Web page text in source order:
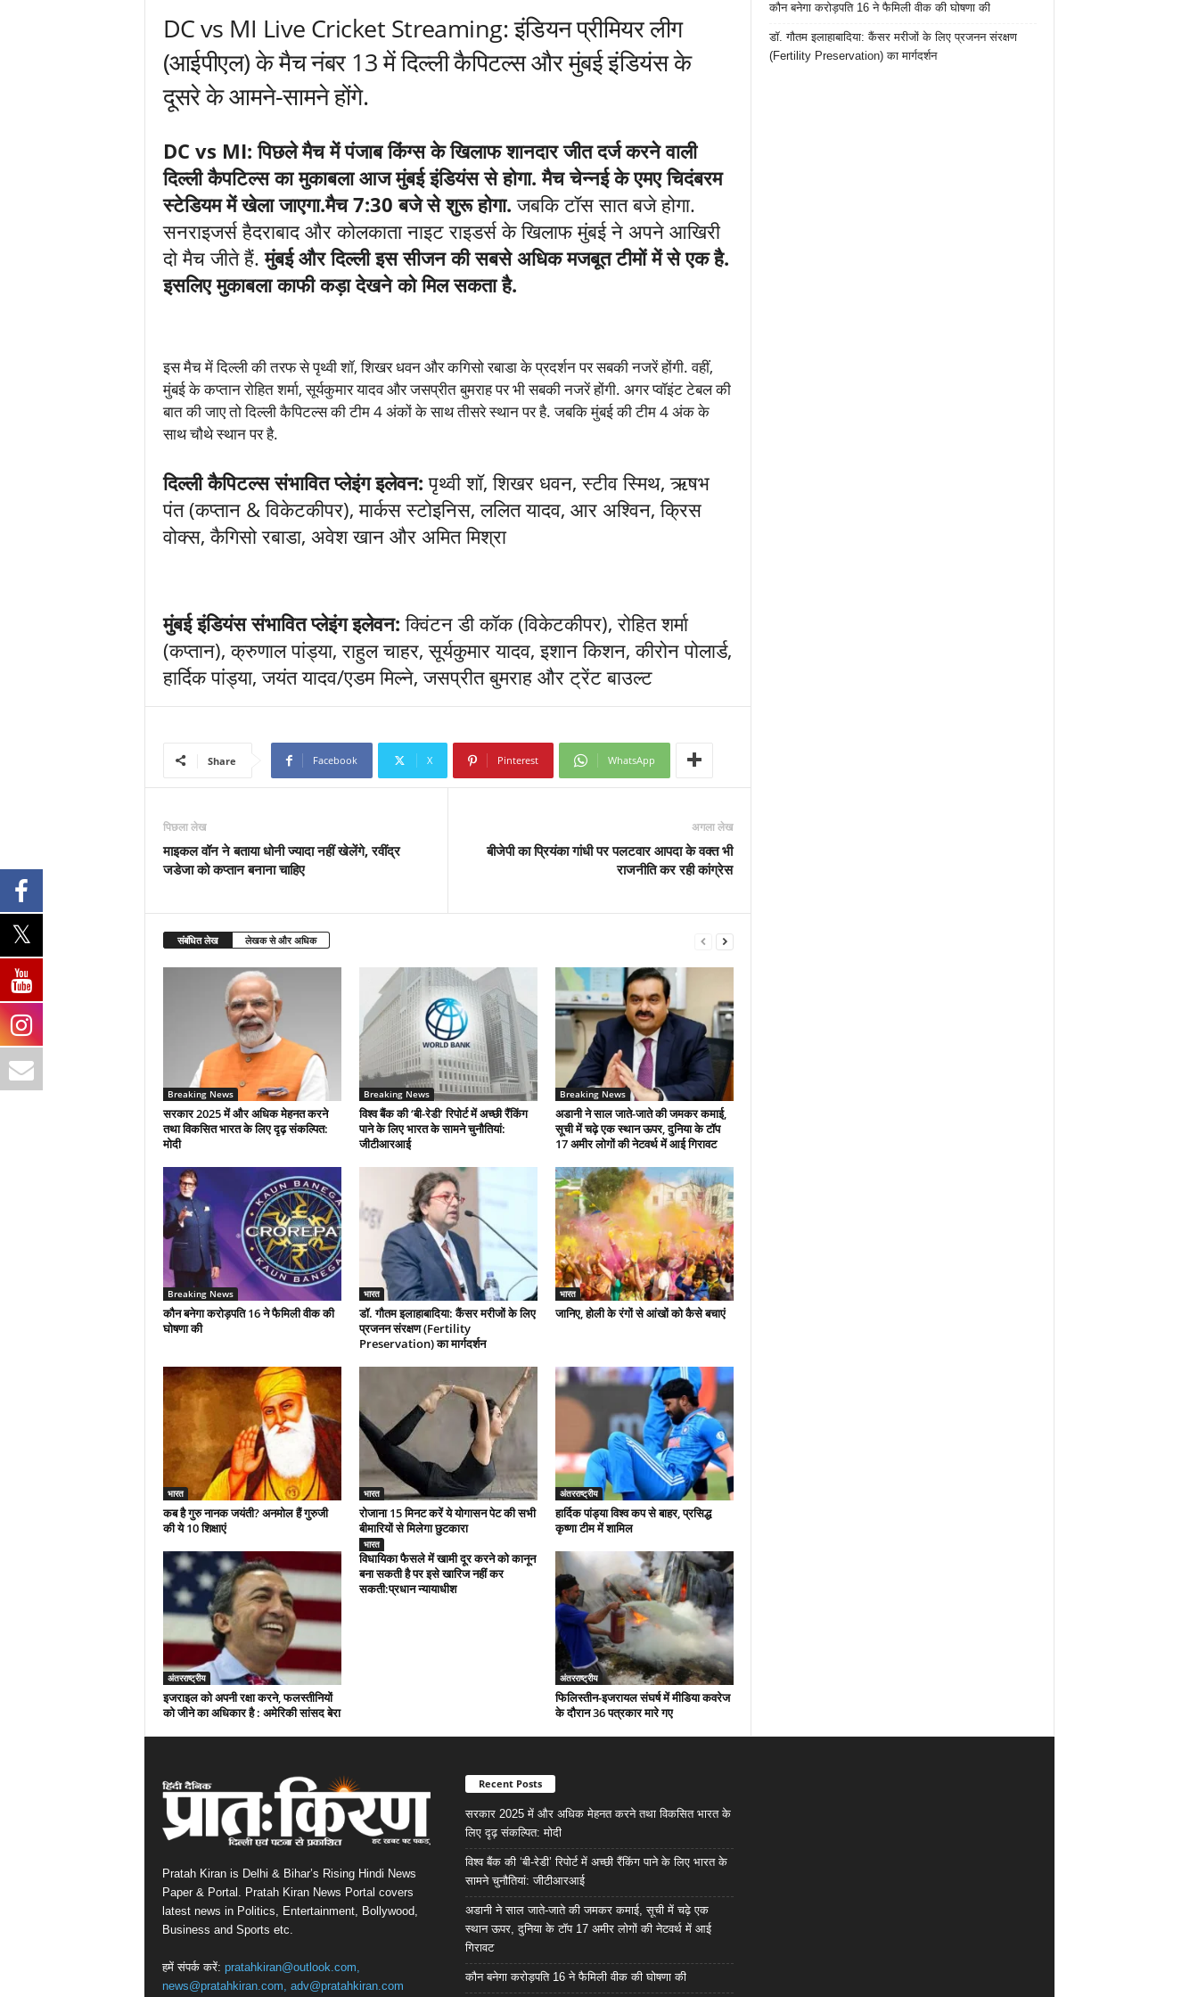
DC vs MI Live Cricket Streaming: इंडियन प्रीमियर लीग
(आईपीएल) के मैच नंबर 13 में दिल्ली कैपिटल्स और मुंबई इंडियंस के
दूसरे के आमने-सामने होंगे.
DC vs MI: पिछले मैच में पंजाब किंग्स के खिलाफ शानदार जीत दर्ज करने वाली
दिल्ली कैपटिल्स का मुकाबला आज मुंबई इंडियंस से होगा. मैच चेन्नई के एमए चिदंबरम
स्टेडियम में खेला जाएगा.मैच 7:30 बजे से शुरू होगा. जबकि टॉस सात बजे होगा.
सनराइजर्स हैदराबाद और कोलकाता नाइट राइडर्स के खिलाफ मुंबई ने अपने आखिरी
दो मैच जीते हैं.मुंबई और दिल्ली इस सीजन की सबसे अधिक मजबूत टीमों में से एक है.
इसलिए मुकाबला काफी कड़ा देखने को मिल सकता है.
इस मैच में दिल्ली की तरफ से पृथ्वी शॉ, शिखर धवन और कगिसो रबाडा के प्रदर्शन पर सबकी नजरें होंगी. वहीं,
मुंबई के कप्तान रोहित शर्मा, सूर्यकुमार यादव और जसप्रीत बुमराह पर भी सबकी नजरें होंगी. अगर प्वॉइंट टेबल की
बात की जाए तो दिल्ली कैपिटल्स की टीम 4 अंकों के साथ तीसरे स्थान पर है. जबकि मुंबई की टीम 4 अंक के
साथ चौथे स्थान पर है.
दिल्ली कैपिटल्स संभावित प्लेइंग इलेवन:पृथ्वी शॉ, शिखर धवन, स्टीव स्मिथ, ऋषभ
पंत (कप्तान & विकेटकीपर), मार्कस स्टोइनिस, ललित यादव, आर अश्विन, क्रिस
वोक्स, कैगिसो रबाडा, अवेश खान और अमित मिश्रा
मुंबई इंडियंस संभावित प्लेइंग इलेवन: क्विंटन डी कॉक (विकेटकीपर), रोहित शर्मा
(कप्तान), क्रुणाल पांड्या, राहुल चाहर, सूर्यकुमार यादव, इशान किशन, कीरोन पोलार्ड,
हार्दिक पांड्या, जयंत यादव/एडम मिल्ने, जसप्रीत बुमराह और ट्रेंट बाउल्ट
Share Facebook X Pinterest WhatsApp
पिछला लेख
माइकल वॉन ने बताया धोनी ज्‍यादा नहीं खेलेंगे, रवींद्र
जडेजा को कप्तान बनाना चाहिए
अगला लेख
बीजेपी का प्रियंका गांधी पर पलटवार आपदा के वक्त भी
राजनीति कर रही कांग्रेस
संबंधित लेख लेखक से और अधिक
Breaking News
सरकार 2025 में और अधिक मेहनत करने
तथा विकसित भारत के लिए दृढ़ संकल्पित:
माेदी
Breaking News
विश्व बैंक की ‘बी-रेडी’ रिपोर्ट में अच्छी रैंकिंग
पाने के लिए भारत के सामने चुनौतियां:
जीटीआरआई
Breaking News
अडानी ने साल जाते-जाते की जमकर कमाई,
सूची में चढ़े एक स्थान ऊपर, दुनिया के टॉप
17 अमीर लोगों की नेटवर्थ में आई गिरावट
Breaking News
कौन बनेगा करोड़पति 16 ने फैमिली वीक की
घोषणा की
भारत
डॉ. गौतम इलाहाबादिया: कैंसर मरीजों के लिए
प्रजनन संरक्षण (Fertility
Preservation) का मार्गदर्शन
भारत
जानिए, होली के रंगों से आंखों को कैसे बचाएं
भारत
कब है गुरु नानक जयंती? अनमोल हैं गुरुजी
की ये 10 शिक्षाएं
भारत
रोजाना 15 मिनट करें ये योगासन पेट की सभी
बीमारियों से मिलेगा छुटकारा
अंतरराष्ट्रीय
हार्दिक पांड्या विश्व कप से बाहर, प्रसिद्ध
कृष्णा टीम में शामिल
अंतरराष्ट्रीय
इजराइल को अपनी रक्षा करने, फलस्तीनियों
को जीने का अधिकार है : अमेरिकी सांसद बेरा
भारत
विधायिका फैसले में खामी दूर करने को कानून
बना सकती है पर इसे खारिज नहीं कर
सकती:प्रधान न्यायाधीश
अंतरराष्ट्रीय
फिलिस्तीन-इजरायल संघर्ष में मीडिया कवरेज
के दौरान 36 पत्रकार मारे गए
कौन बनेगा करोड़पति 16 ने फैमिली वीक की घोषणा की
डॉ. गौतम इलाहाबादिया: कैंसर मरीजों के लिए प्रजनन संरक्षण
(Fertility Preservation) का मार्गदर्शन
Pratah Kiran is Delhi & Bihar’s Rising Hindi News
Paper & Portal. Pratah Kiran News Portal covers
latest news in Politics, Entertainment, Bollywood,
Business and Sports etc.
हमें संपर्क करें: pratahkiran@outlook.com,
news@pratahkiran.com, adv@pratahkiran.com
Recent Posts
सरकार 2025 में और अधिक मेहनत करने तथा विकसित भारत के
लिए दृढ़ संकल्पित: माेदी
विश्व बैंक की ‘बी-रेडी’ रिपोर्ट में अच्छी रैंकिंग पाने के लिए भारत के
सामने चुनौतियां: जीटीआरआई
अडानी ने साल जाते-जाते की जमकर कमाई, सूची में चढ़े एक
स्थान ऊपर, दुनिया के टॉप 17 अमीर लोगों की नेटवर्थ में आई
गिरावट
कौन बनेगा करोड़पति 16 ने फैमिली वीक की घोषणा की